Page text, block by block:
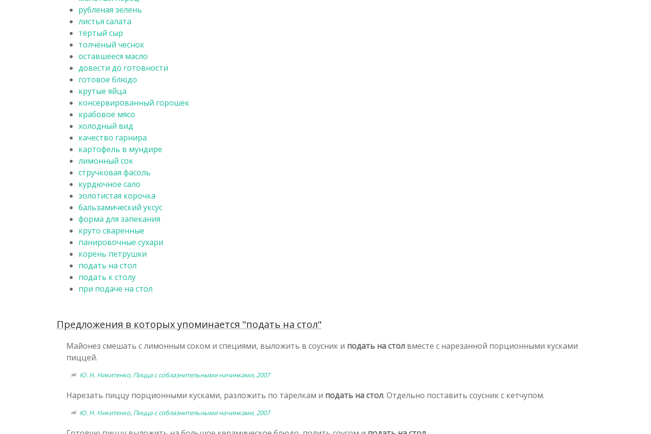
рубленая зелень
листья салата
тёртый сыр
толчёный чеснок
оставшееся масло
довести до готовности
готовое блюдо
крутые яйца
консервированный горошек
крабовое мясо
холодный вид
качество гарнира
картофель в мундире
лимонный сок
стручковая фасоль
курдючное сало
золотистая корочка
бальзамический уксус
форма для запекания
круто сваренные
панировочные сухари
корень петрушки
подать на стол
подать к столу
при подаче на стол
Предложения в которых упоминается "подать на стол"
Майонез смешать с лимонным соком и специями, выложить в соусник и подать на стол вместе с нарезанной порционными кусками
пиццей.
Ю. Н. Никитенко, Пицца с соблазнительными начинками, 2007
Нарезать пиццу порционными кусками, разложить по тарелкам и подать на стол. Отдельно поставить соусник с кетчупом.
Ю. Н. Никитенко, Пицца с соблазнительными начинками, 2007